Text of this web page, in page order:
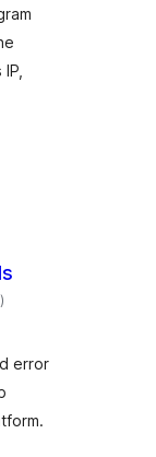
vērtējumu
kopsumma
)
error